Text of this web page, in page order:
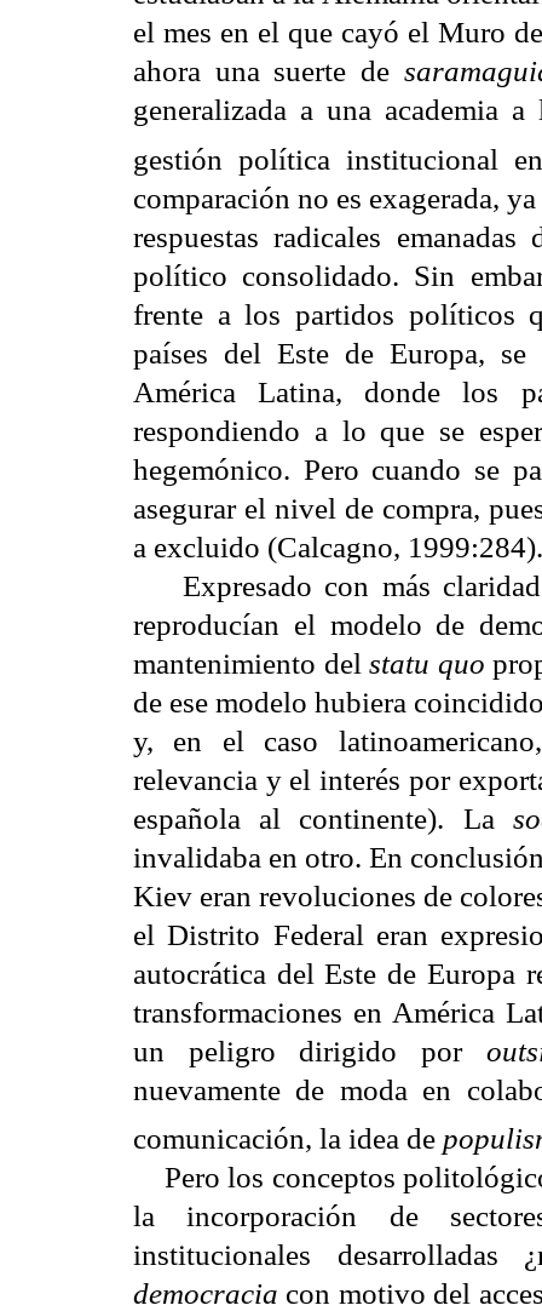
el mes en el que cayó el Muro
ahora una suerte de
generalizada a una academia
gestión política institucional
comparación no es exagerada,
respuestas radicales
político consolidado. Sin
frente a los partidos políticos
países del Este de Europa,
América Latina, donde los
respondiendo a lo que se
hegemónico. Pero cuando se
asegurar el nivel de compra,
a excluido (Calcagno, 1999:284).
Expresado con más
reproducían el modelo de
mantenimiento delstatu quo
de ese modelo hubiera
y, en el caso
relevancia y el interés por
española al continente). La
invalidaba en otro. En
Kiev eran revoluciones de
el Distrito Federal eran
autocrática del Este de Europa
transformaciones en América
un peligro dirigido por
nuevamente de moda en
comunicación, la idea de
Pero los conceptos
la incorporación de
institucionales
democracia con motivo del